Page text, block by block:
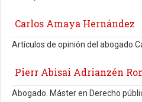
Carlos Amaya Hernández
Artículos de opinión del abogado
Pierr Abisai Adrianzén
Abogado. Máster en Derecho